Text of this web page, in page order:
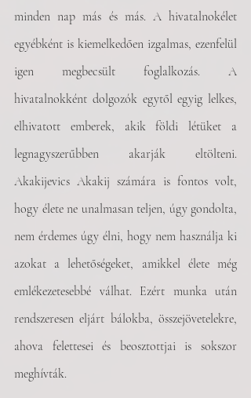
minden nap más és más. A hivatalnokélet
egyébként is kiemelkedően izgalmas, ezenfelül
igen megbecsült foglalkozás. A
hivatalnokként dolgozók egytől egyig lelkes,
elhivatott emberek, akik földi létüket a
legnagyszerűbben akarják eltölteni.
Akakijevics Akakij számára is fontos volt,
hogy élete ne unalmasan teljen, úgy gondolta,
nem érdemes úgy élni, hogy nem használja ki
azokat a lehetőségeket, amikkel élete még
emlékezetesebbé válhat. Ezért munka után
rendszeresen eljárt bálokba, összejövetelekre,
ahova felettesei és beosztottjai is sokszor
meghívták.